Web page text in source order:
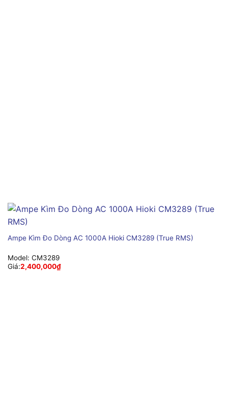
Ampe Kìm Đo Dòng AC 1000A Hioki CM3289 (True RMS)
Model: CM3289
Giá:2,400,000₫